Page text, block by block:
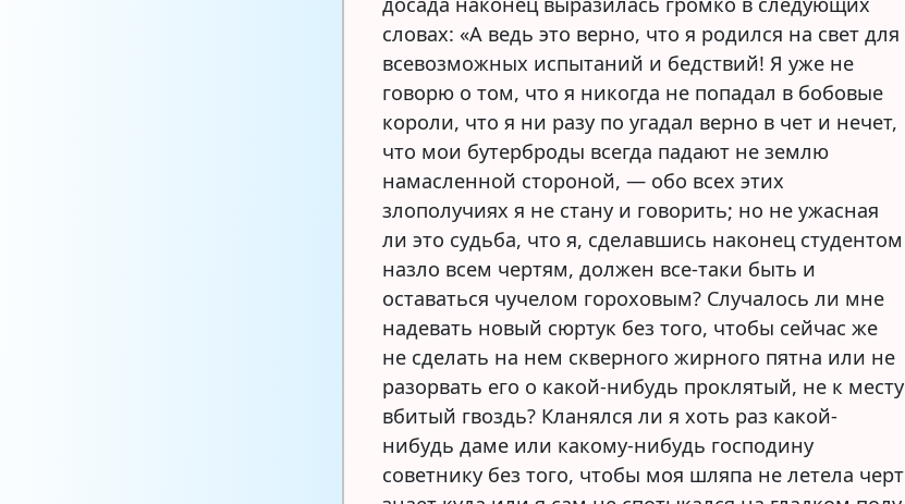
словах: «А ведь это верно, что я родился на свет для
всевозможных испытаний и бедствий! Я уже не
говорю о том, что я никогда не попадал в бобовые
короли, что я ни разу по угадал верно в чет и нечет,
что мои бутерброды всегда падают не землю
намасленной стороной, — обо всех этих
злополучиях я не стану и говорить; но не ужасная
ли это судьба, что я, сделавшись наконец студентом
назло всем чертям, должен все-таки быть и
оставаться чучелом гороховым? Случалось ли мне
надевать новый сюртук без того, чтобы сейчас же
не сделать на нем скверного жирного пятна или не
разорвать его о какой-нибудь проклятый, не к месту
вбитый гвоздь? Кланялся ли я хоть раз какой-
нибудь даме или какому-нибудь господину
советнику без того, чтобы моя шляпа не летела черт